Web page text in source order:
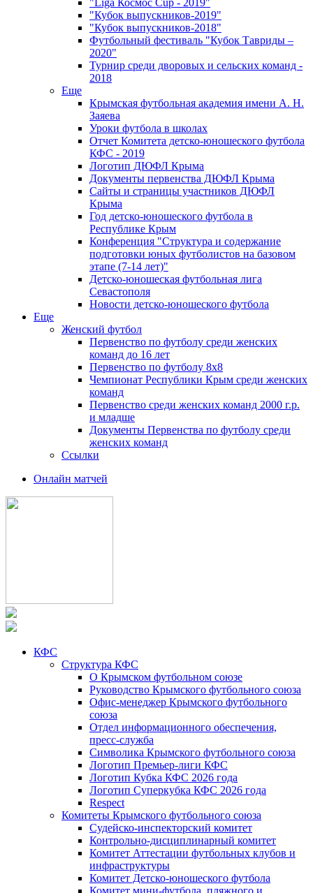
"Liga Космос Cup - 2019"
"Кубок выпускников-2019"
"Кубок выпускников-2018"
Футбольный фестиваль "Кубок Тавриды –
2020"
Турнир среди дворовых и сельских команд -
2018
Еще
Крымская футбольная академия имени А. Н.
Заяева
Уроки футбола в школах
Отчет Комитета детско-юношеского футбола
КФС - 2019
Логотип ДЮФЛ Крыма
Документы первенства ДЮФЛ Крыма
Сайты и страницы участников ДЮФЛ
Крыма
Год детско-юношеского футбола в
Республике Крым
Конференция "Структура и содержание
подготовки юных футболистов на базовом
этапе (7-14 лет)"
Детско-юношеская футбольная лига
Севастополя
Новости детско-юношеского футбола
Еще
Женский футбол
Первенство по футболу среди женских
команд до 16 лет
Первенство по футболу 8х8
Чемпионат Республики Крым среди женских
команд
Первенство среди женских команд 2000 г.р.
и младше
Документы Первенства по футболу среди
женских команд
Ссылки
Онлайн матчей
КФС
Структура КФС
О Крымском футбольном союзе
Руководство Крымского футбольного союза
Офис-менеджер Крымского футбольного
союза
Отдел информационного обеспечения,
пресс-служба
Символика Крымского футбольного союза
Логотип Премьер-лиги КФС
Логотип Кубка КФС 2026 года
Логотип Суперкубка КФС 2026 года
Respect
Комитеты Крымского футбольного союза
Судейско-инспекторский комитет
Контрольно-дисциплинарный комитет
Комитет Аттестации футбольных клубов и
инфраструктуры
Комитет Детско-юношеского футбола
Комитет мини-футбола, пляжного и